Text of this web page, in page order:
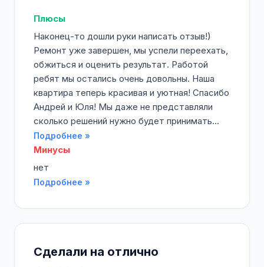
Плюсы
Наконец-то дошли руки написать отзыв!)
Ремонт уже завершен, мы успели переехать,
обжиться и оценить результат. Работой
ребят мы остались очень довольны. Наша
квартира теперь красивая и уютная! Спасибо
Андрей и Юля! Мы даже не представляли
сколько решений нужно будет принимать...
Подробнее »
Минусы
нет
Подробнее »
Сделали на отлично